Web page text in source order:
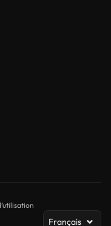
Français